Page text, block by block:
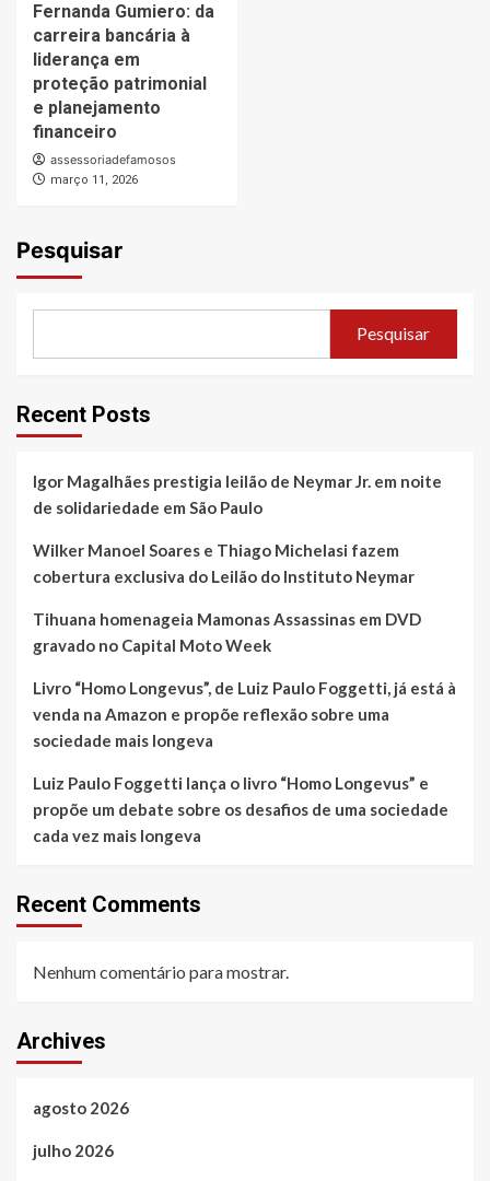
Fernanda Gumiero: da
carreira bancária à
liderança em
proteção patrimonial
e planejamento
financeiro
assessoriadefamosos
março 11, 2026
Pesquisar
Pesquisar
Recent Posts
Igor Magalhães prestigia leilão de Neymar Jr. em noite
de solidariedade em São Paulo
Wilker Manoel Soares e Thiago Michelasi fazem
cobertura exclusiva do Leilão do Instituto Neymar
Tihuana homenageia Mamonas Assassinas em DVD
gravado no Capital Moto Week
Livro “Homo Longevus”, de Luiz Paulo Foggetti, já está à
venda na Amazon e propõe reflexão sobre uma
sociedade mais longeva
Luiz Paulo Foggetti lança o livro “Homo Longevus” e
propõe um debate sobre os desafios de uma sociedade
cada vez mais longeva
Recent Comments
Nenhum comentário para mostrar.
Archives
agosto 2026
julho 2026